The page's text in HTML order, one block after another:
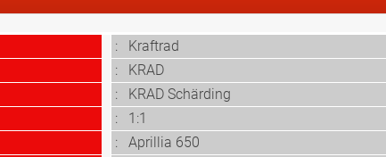
: Kraftrad
: KRAD
: KRAD Schärding
: 1:1
: Aprillia 650